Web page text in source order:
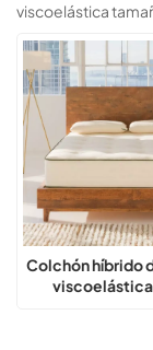
viscoelástica
Colchón híbrido